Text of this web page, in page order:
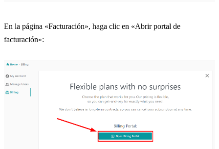
En la página «Facturación», haga clic en «Abrir portal de
facturación»: